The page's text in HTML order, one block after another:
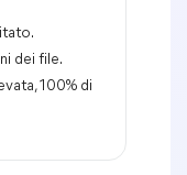
dei file.
100% di